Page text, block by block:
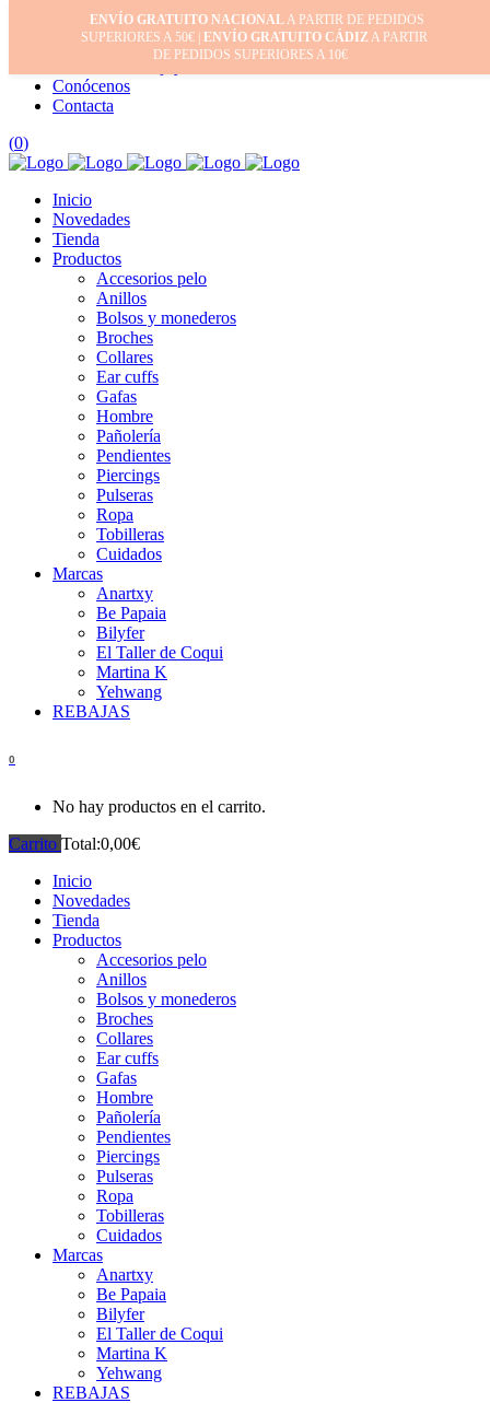
Inicio
Mi cuenta
Conócenos
Contacta
(0)
Inicio
Novedades
Tienda
Productos
Accesorios pelo
Anillos
Bolsos y monederos
Broches
Collares
Ear cuffs
Gafas
Hombre
Pañolería
Pendientes
Piercings
Pulseras
Ropa
Tobilleras
Cuidados
Marcas
Anartxy
Be Papaia
Bilyfer
El Taller de Coqui
Martina K
Yehwang
REBAJAS
0
No hay productos en el carrito.
Carrito Total:0,00€
Inicio
Novedades
Tienda
Productos
Accesorios pelo
Anillos
Bolsos y monederos
Broches
Collares
Ear cuffs
Gafas
Hombre
Pañolería
Pendientes
Piercings
Pulseras
Ropa
Tobilleras
Cuidados
Marcas
Anartxy
Be Papaia
Bilyfer
El Taller de Coqui
Martina K
Yehwang
REBAJAS
ENVÍO GRATUITO NACIONALA PARTIR DE PEDIDOS
SUPERIORES A 50€ | ENVÍO GRATUITO CÁDIZA PARTIR
DE PEDIDOS SUPERIORES A 10€